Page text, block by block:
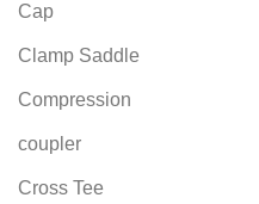
Cap
Clamp Saddle
Compression
coupler
Cross Tee